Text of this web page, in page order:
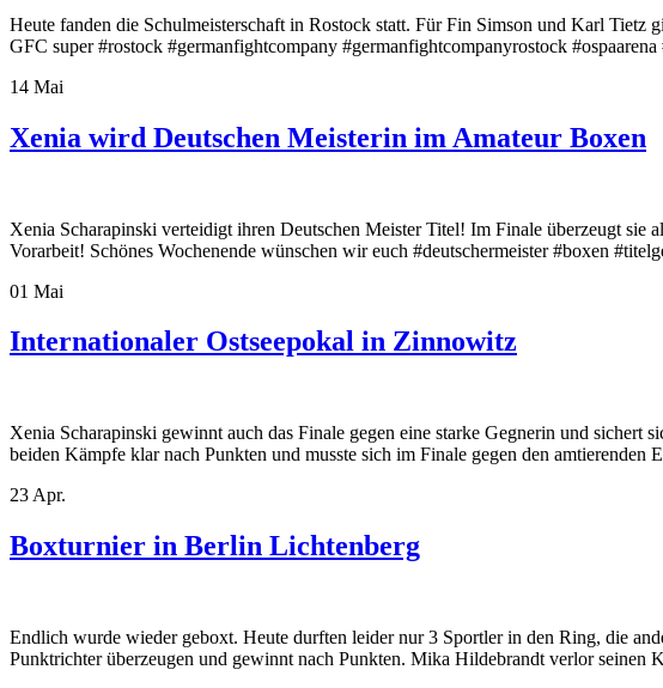
Heute fanden die Schulmeisterschaft in Rostock statt. Für Fin Simson und Karl
GFC super #rostock #germanfightcompany #germanfightcompanyrostock
14 Mai
Xenia wird Deutschen Meisterin im Amateur Boxen
Xenia Scharapinski verteidigt ihren Deutschen Meister Titel! Im Finale überzeugt
Vorarbeit! Schönes Wochenende wünschen wir euch #deutschermeister #boxen
01 Mai
Internationaler Ostseepokal in Zinnowitz
Xenia Scharapinski gewinnt auch das Finale gegen eine starke Gegnerin und sichert
beiden Kämpfe klar nach Punkten und musste sich im Finale gegen den
23 Apr.
Boxturnier in Berlin Lichtenberg
Endlich wurde wieder geboxt. Heute durften leider nur 3 Sportler in den Ring, die
Punktrichter überzeugen und gewinnt nach Punkten. Mika Hildebrandt verlor seinen